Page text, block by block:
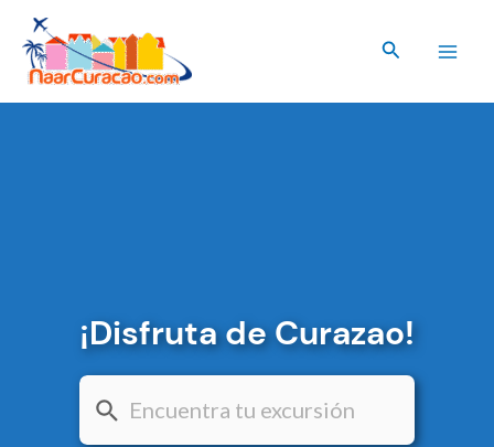
contenido
Buscar
¡Disfruta de Curazao!